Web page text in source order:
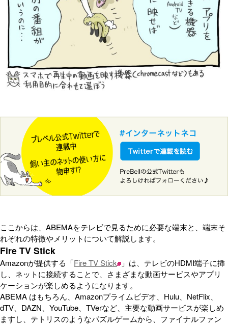
ここからは、ABEMAをテレビで見るために必要な端末と、端末そ
れぞれの特徴やメリットについて解説します。
Fire TV Stick
Amazonが提供する「Fire TV Stick
」は、テレビのHDMI端子に挿
し、ネットに接続することで、さまざまな動画サービスやアプリ
ケーションが楽しめるようになります。
ABEMA はもちろん、Amazonプライムビデオ、Hulu、NetFlix、
dTV、DAZN、YouTube、TVerなど、主要な動画サービスが楽しめ
ますし、テトリスのようなパズルゲームから、ファイナルファン